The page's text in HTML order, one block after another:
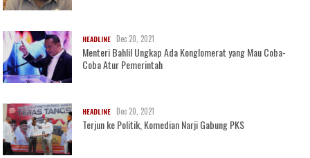
HEADLINE Dec 20, 2021
Menteri Bahlil Ungkap Ada Konglomerat yang Mau Coba-
Coba Atur Pemerintah
HEADLINE Dec 20, 2021
Terjun ke Politik, Komedian Narji Gabung PKS